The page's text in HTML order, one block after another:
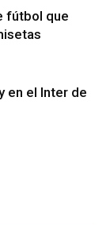
fútbol que
en el Inter de